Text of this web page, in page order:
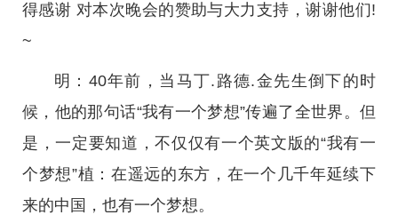
得感谢 对本次晚会的赞助与大力支持，谢谢他们!
~
明：40年前，当马丁.路德.金先生倒下的时
候，他的那句话“我有一个梦想”传遍了全世界。但
是，一定要知道，不仅仅有一个英文版的“我有一
个梦想”植：在遥远的东方，在一个几千年延续下
来的中国，也有一个梦想。